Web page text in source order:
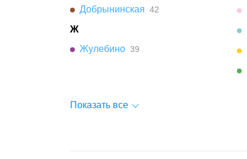
Добрынинская 42
Ж
Жулебино 39
Показать все